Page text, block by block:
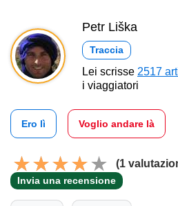
Petr Liška
Traccia
Lei scrisse 2517
i viaggiatori
Ero lì Voglio andare là
(1
Invia una recensione